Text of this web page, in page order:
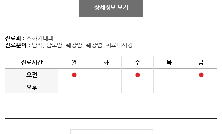
상세정보 보기
진료과 : 소화기내과
진료분야 : 담석, 담도암, 췌장암, 췌장염, 치료내시경
진료시간 월 화 수 목
금
오전
오후